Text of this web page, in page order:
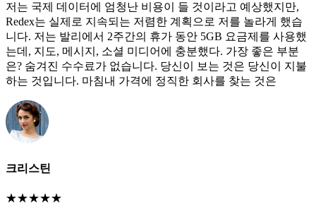
저는 국제 데이터에 엄청난 비용이 들 것이라고 예상했지만,
Redex는 실제로 지속되는 저렴한 계획으로 저를 놀라게 했습
니다. 저는 발리에서 2주간의 휴가 동안 5GB 요금제를 사용했
는데, 지도, 메시지, 소셜 미디어에 충분했다. 가장 좋은 부분
은? 숨겨진 수수료가 없습니다. 당신이 보는 것은 당신이 지불
하는 것입니다. 마침내 가격에 정직한 회사를 찾는 것은
크리스틴
★★★★★